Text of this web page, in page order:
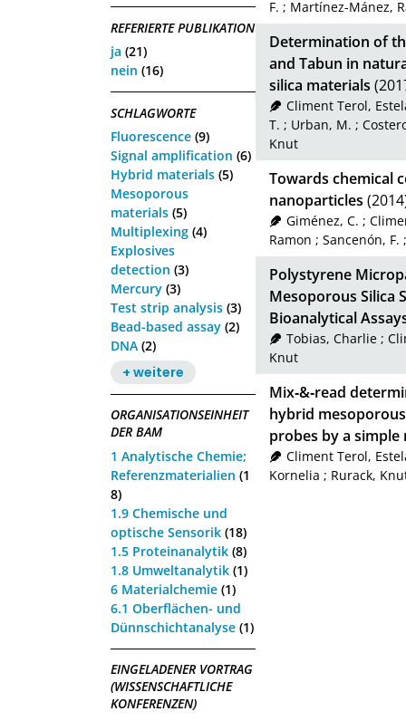
REFERIERTE PUBLIKATION
ja (21)
nein (16)
SCHLAGWORTE
Fluorescence (9)
Signal amplification (6)
Hybrid materials (5)
Mesoporous
materials (5)
Multiplexing (4)
Explosives
detection (3)
Mercury (3)
Test strip analysis (3)
Bead-based assay (2)
DNA (2)
+ weitere
ORGANISATIONSEINHEIT
DER BAM
1 Analytische Chemie;
Referenzmaterialien (1
8)
1.9 Chemische und
optische Sensorik (18)
1.5 Proteinanalytik (8)
1.8 Umweltanalytik (1)
6 Materialchemie (1)
6.1 Oberflächen- und
Dünnschichtanalyse (1)
EINGELADENER VORTRAG
(WISSENSCHAFTLICHE
KONFERENZEN)
F. ; Martínez-Mánez,
Determination of
and Tabun in
silica materials
Climent Terol,
T. ; Urban, M. ;
Knut
Towards chemical
nanoparticles
Giménez, C. ;
Ramon ; Sancenón, F.
Polystyrene
Mesoporous Silica
Bioanalytical
Tobias, Charlie;
Knut
Mix‐&‐read
hybrid
probes by a simple
Climent Terol,
Kornelia ; Rurack,